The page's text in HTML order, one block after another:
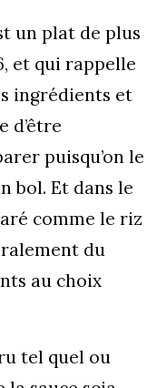
un plat de plus
et qui rappelle
ingrédients et
d’être
puisqu’on le
bol. Et dans le
comme le riz
du
au choix
tel quel ou